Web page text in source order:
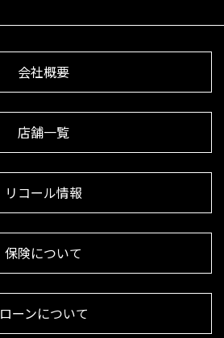
会社概要
店舗一覧
リコール情報
保険について
ローンについて